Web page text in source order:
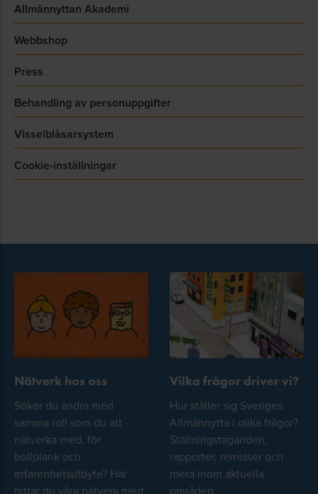
Allmännyttan Akademi
Webbshop
Press
Behandling av personuppgifter
Visselblåsarsystem
Cookie-inställningar
Nätverk hos oss
Söker du andra med
samma roll som du att
nätverka med, för
bollplank och
erfarenhetsutbyte? Här
hittar du våra nätverk med
Vilka frågor driver vi?
Hur ställer sig Sveriges
Allmännytta i olika frågor?
Ställningstaganden,
rapporter, remisser och
mera inom aktuella
områden.